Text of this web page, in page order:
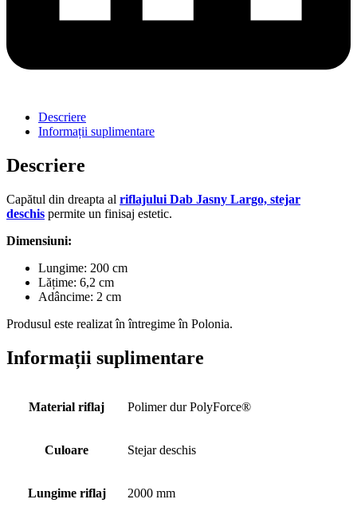
Descriere
Informații suplimentare
Descriere
Capătul din dreapta al riflajului Dab Jasny Largo, stejar
deschis permite un finisaj estetic.
Dimensiuni:
Lungime: 200 cm
Lățime: 6,2 cm
Adâncime: 2 cm
Produsul este realizat în întregime în Polonia.
Informații suplimentare
Material riflaj Polimer dur PolyForce®
Culoare Stejar deschis
Lungime riflaj 2000 mm